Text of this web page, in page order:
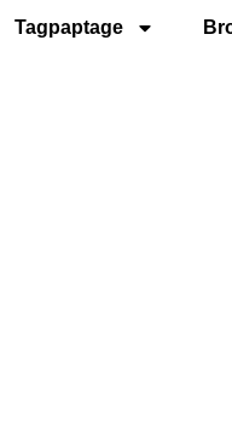
Tagpaptage